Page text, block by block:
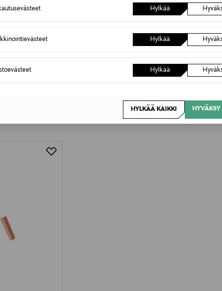
Hylkää
Hylkää
Hylkää
HYLKÄÄ KAIKKI HYVÄKSY
ALE
NAKOA
Bianca
143,92